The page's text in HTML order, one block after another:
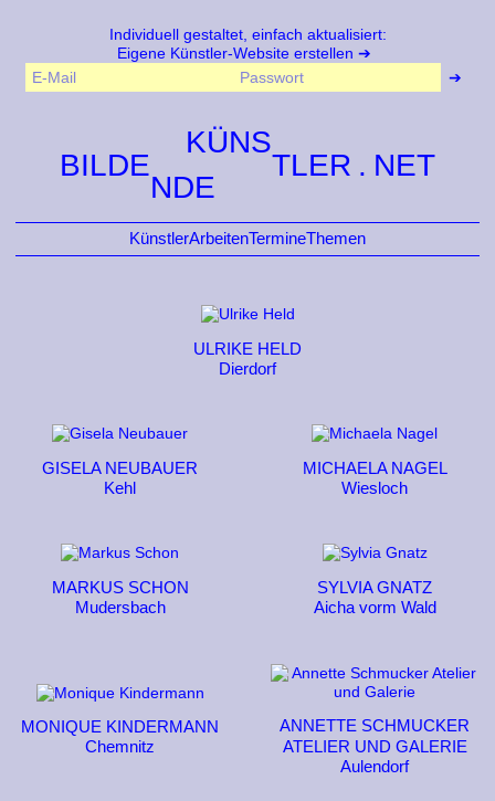
Individuell gestaltet, einfach aktualisiert:
Eigene Künstler-Website erstellen
BILDE
NDE
KÜNS
TLER
KünstlerArbeitenTermineThemen
ULRIKE HELD
Dierdorf
GISELA NEUBAUER
Kehl
MICHAELA NAGEL
Wiesloch
MARKUS SCHON
Mudersbach
SYLVIA GNATZ
Aicha vorm Wald
MONIQUE KINDERMANN
Chemnitz
ANNETTE SCHMUCKER
ATELIER UND GALERIE
Aulendorf